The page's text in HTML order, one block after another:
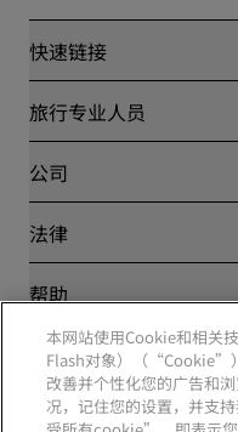
快速链接
丽赏会
Blog
目的地
丽笙酒店集团APP
体育认证酒店
家庭友好型酒店
旅行专业人员
合作伙伴
公司
丽笙酒店集团
工作机会 RHG
工作机会 PPHE
工作机会 EHL
The Club by RHG
发展机会
责任经营
法律
隐私中心
丽赏会条款和条件
网站使用协议
数字无障碍
现代奴隶制声明
帮助
消费者警示
联系方式
常见问题
社交媒体
丽笙酒店集团品牌
本网站使用Cookie和相关
Flash对象）（“Cookie”
改善并个性化您的广告和
况，记住您的设置，并支